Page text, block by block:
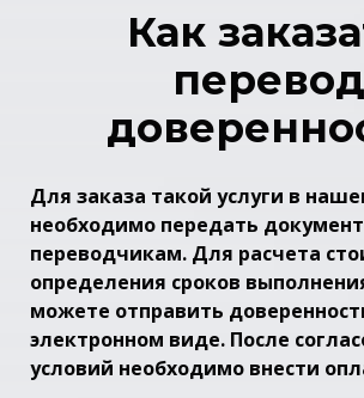
Как
перевод
Для заказа такой услуги в
необходимо передать документ
переводчикам. Для расчета
определения сроков
можете отправить
электронном виде. После
условий необходимо внести